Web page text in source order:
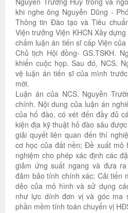
khi nghe ông Nguyễn Dũng -
Thông tin Đào tạo và Tiêu
Viện trưởng Viện KHCN Xây
chấm luận án tiến sĩ cấp Viện
Chủ tịch Hội đồng- GS.TSKH.
khiển cuộc họp. Sau đó, NCS.
vệ luận án tiến sĩ của mình
mời.
Luận án của NCS. Nguyễn
chính. Nội dung của luận án
của hố đào, có xét đến đầy đủ
kiện địa kỹ thuật hố đào sâu
giải quyết liên quan đến thí
cơ học của đất nền; Đề xuất
nghiệm cho phép xác định các
giảm ứng suất ngang và đưa
đảm bảo tính chính xác; Cải tiến
dẻo của mô hình và sử dụng
như lực dính đơn vị và góc ma
phần mềm tính toán chuyển vị